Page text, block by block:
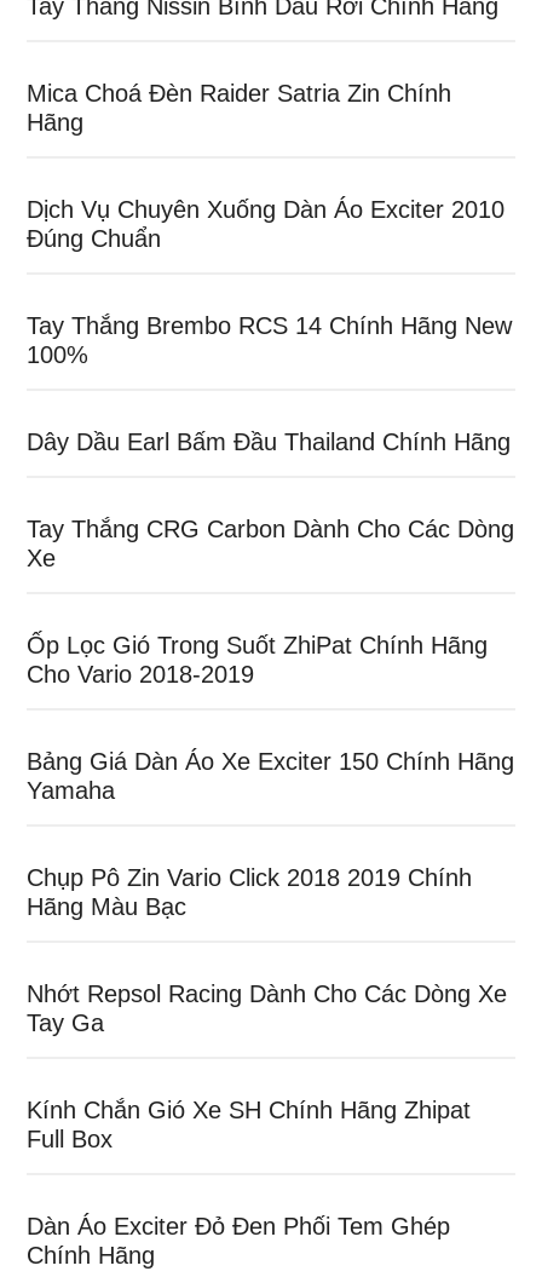
Tay Thắng Nissin Bình Dầu Rời Chính Hãng
Mica Choá Đèn Raider Satria Zin Chính
Hãng
Dịch Vụ Chuyên Xuống Dàn Áo Exciter 2010
Đúng Chuẩn
Tay Thắng Brembo RCS 14 Chính Hãng New
100%
Dây Dầu Earl Bấm Đầu Thailand Chính Hãng
Tay Thắng CRG Carbon Dành Cho Các Dòng
Xe
Ốp Lọc Gió Trong Suốt ZhiPat Chính Hãng
Cho Vario 2018-2019
Bảng Giá Dàn Áo Xe Exciter 150 Chính Hãng
Yamaha
Chụp Pô Zin Vario Click 2018 2019 Chính
Hãng Màu Bạc
Nhớt Repsol Racing Dành Cho Các Dòng Xe
Tay Ga
Kính Chắn Gió Xe SH Chính Hãng Zhipat
Full Box
Dàn Áo Exciter Đỏ Đen Phối Tem Ghép
Chính Hãng